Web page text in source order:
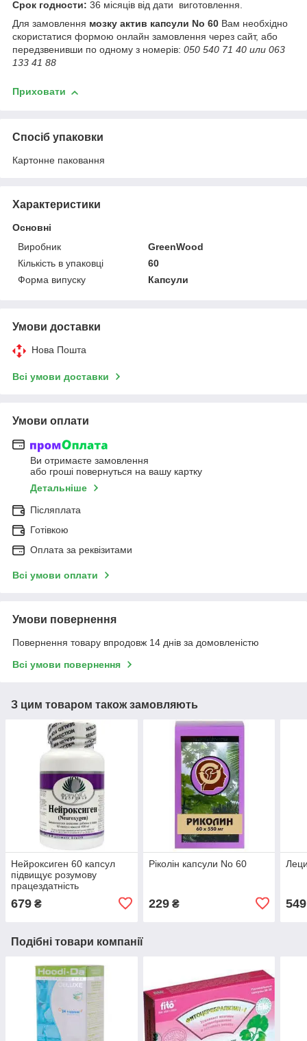
Срок годности: 36 місяців від дати виготовлення.
Для замовлення мозку актив капсули No 60 Вам необхідно
скористатися формою онлайн замовлення через сайт, або
передзвенивши по одному з номерів: 050 540 71 40 или 063
133 41 88
Приховати
Спосіб упаковки
Картонне паковання
Характеристики
Основні
Виробник
GreenWood
Кількість в упаковці
60
Форма випуску
Капсули
Умови доставки
Нова Пошта
Всі умови доставки
Умови оплати
Ви отримаєте замовлення
або гроші повернуться на вашу картку
Детальніше
Післяплата
Готівкою
Оплата за реквізитами
Всі умови оплати
Умови повернення
Повернення товару впродовж 14 днів за домовленістю
Всі умови повернення
З цим товаром також замовляють
Нейроксиген 60 капсул
підвищує розумову
працездатність
679 ₴
Ріколін капсули No 60
229₴ 549
Подібні товари компанії